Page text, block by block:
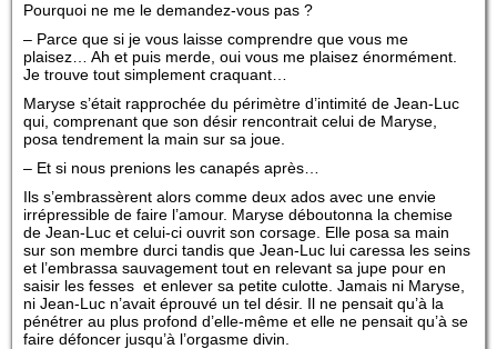
Pourquoi ne me le demandez-vous pas ?
– Parce que si je vous laisse comprendre que vous me
plaisez… Ah et puis merde, oui vous me plaisez énormément.
Je trouve tout simplement craquant…
Maryse s’était rapprochée du périmètre d’intimité de Jean-Luc
qui, comprenant que son désir rencontrait celui de Maryse,
posa tendrement la main sur sa joue.
– Et si nous prenions les canapés après…
Ils s’embrassèrent alors comme deux ados avec une envie
irrépressible de faire l’amour. Maryse déboutonna la chemise
de Jean-Luc et celui-ci ouvrit son corsage. Elle posa sa main
sur son membre durci tandis que Jean-Luc lui caressa les seins
et l’embrassa sauvagement tout en relevant sa jupe pour en
saisir les fesses et enlever sa petite culotte. Jamais ni Maryse,
ni Jean-Luc n’avait éprouvé un tel désir. Il ne pensait qu’à la
pénétrer au plus profond d’elle-même et elle ne pensait qu’à se
faire défoncer jusqu’à l’orgasme divin.